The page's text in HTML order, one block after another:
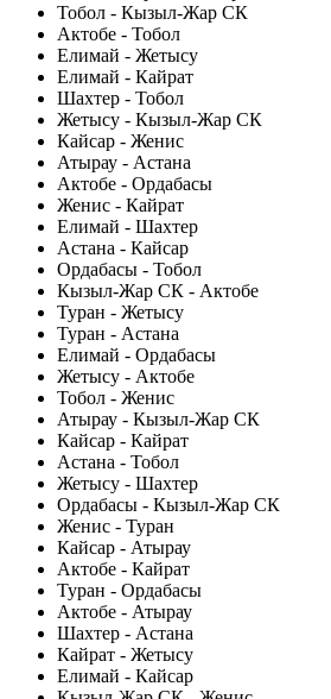
Тобол - Кызыл-Жар СК
Актобе - Тобол
Елимай - Жетысу
Елимай - Кайрат
Шахтер - Тобол
Жетысу - Кызыл-Жар СК
Кайсар - Женис
Атырау - Астана
Актобе - Ордабасы
Женис - Кайрат
Елимай - Шахтер
Астана - Кайсар
Ордабасы - Тобол
Кызыл-Жар СК - Актобе
Туран - Жетысу
Туран - Астана
Елимай - Ордабасы
Жетысу - Актобе
Тобол - Женис
Атырау - Кызыл-Жар СК
Кайсар - Кайрат
Астана - Тобол
Жетысу - Шахтер
Ордабасы - Кызыл-Жар СК
Женис - Туран
Кайсар - Атырау
Актобе - Кайрат
Туран - Ордабасы
Актобе - Атырау
Шахтер - Астана
Кайрат - Жетысу
Елимай - Кайсар